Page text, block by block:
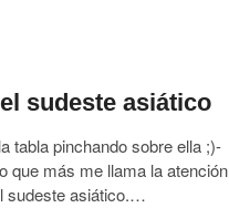
sudeste asiático
tabla pinchando sobre ella ;)-
que más me llama la atención
sudeste asiático.…